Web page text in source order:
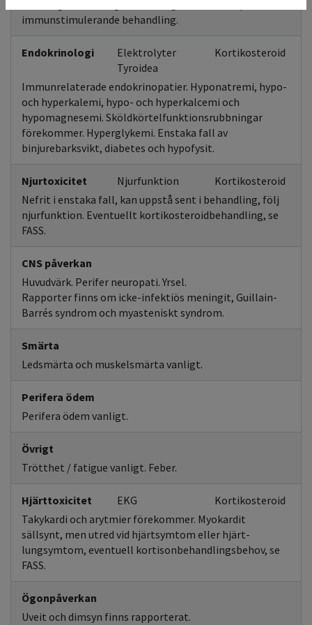
immunstimulerande behandling.
Endokrinologi Elektrolyter
Kortikosteroid
Tyroidea
Immunrelaterade endokrinopatier. Hyponatremi, hypo-
och hyperkalemi, hypo- och hyperkalcemi och
hypomagnesemi. Sköldkörtelfunktionsrubbningar
förekommer. Hyperglykemi. Enstaka fall av
binjurebarksvikt, diabetes och hypofysit.
Njurtoxicitet Njurfunktion
Kortikosteroid
Nefrit i enstaka fall, kan uppstå sent i behandling, följ
njurfunktion. Eventuellt kortikosteroidbehandling, se
FASS.
CNS påverkan
Huvudvärk. Perifer neuropati. Yrsel.
Rapporter finns om icke-infektiös meningit, Guillain-
Barrés syndrom och myasteniskt syndrom.
Smärta
Ledsmärta och muskelsmärta vanligt.
Perifera ödem
Perifera ödem vanligt.
Övrigt
Trötthet / fatigue vanligt. Feber.
Hjärttoxicitet EKG
Kortikosteroid
Takykardi och arytmier förekommer. Myokardit
sällsynt, men utred vid hjärtsymtom eller hjärt-
lungsymtom, eventuell kortisonbehandlingsbehov, se
FASS.
Ögonpåverkan
Uveit och dimsyn finns rapporterat.